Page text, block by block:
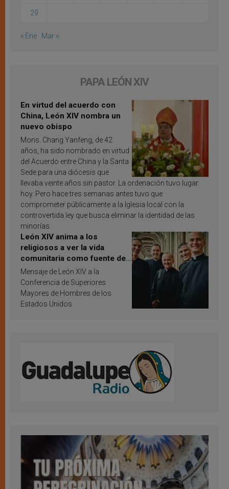
29
« Ene Mar »
PAPA LEÓN XIV
En virtud del acuerdo con
China, León XIV nombra un
nuevo obispo
Mons. Chang Yanfeng, de 42
años, ha sido nombrado en virtud
del Acuerdo entre China y la Santa
Sede para una diócesis que
llevaba veinte años sin pastor. La ordenación tuvo lugar
hoy. Pero hace tres semanas antes tuvo que
comprometer públicamente a la Iglesia local con la
controvertida ley que busca eliminar la identidad de las
minorías.
León XIV anima a los
religiosos a ver la vida
comunitaria como fuente de
inspiración y santificación
Mensaje de León XIV a la
Conferencia de Superiores
Mayores de Hombres de los
Estados Unidos